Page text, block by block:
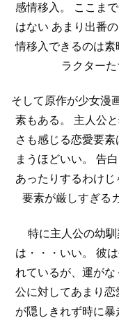
感情移入。
ここま
はない あまり出番
情移入できるのは素
ラクターた
そして原作が少女漫
素もある。
主人公
さも感じる恋愛要素
まうほどいい。
告
あったりするわけじ
要素が厳しすぎる
特に主人公の幼
は・・・いい。
彼
れているが、運がな
公に対してあまり恋
が隠しきれず時に暴